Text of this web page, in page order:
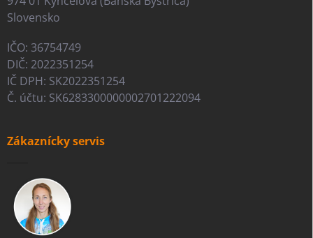
Slovensko
IČO: 36754749
DIČ: 2022351254
IČ DPH: SK2022351254
Č. účtu: SK6283300000002701222094
Zákaznícky servis